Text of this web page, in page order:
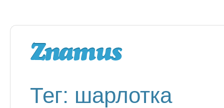
Тег: шарлотка